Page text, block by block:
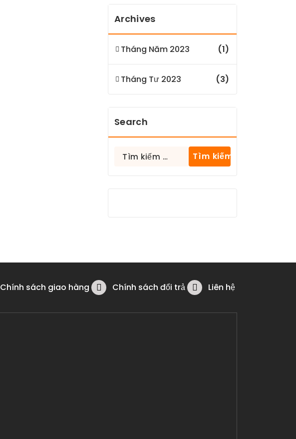
Archives
Tháng Năm 2023 (1)
Tháng Tư 2023 (3)
Search
Tìm
Chính sách giao hàng Chính sách đổi trả Liên hệ